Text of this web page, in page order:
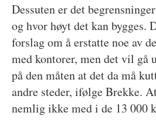
Dessuten er det
og hvor høyt det kan bygges.
forslag om å erstatte noe av
med kontorer, men det vil gå
på den måten at det da må
andre steder, ifølge Brekke.
nemlig ikke med i de 13 000